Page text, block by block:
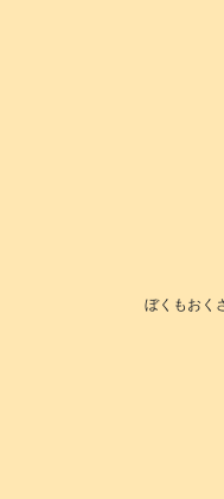
ぼくもおく